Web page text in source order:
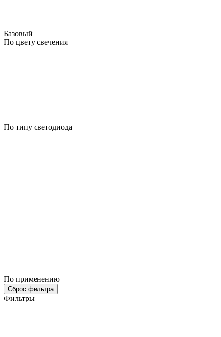
Базовый
По цвету свечения
По типу светодиода
По применению
Сброс фильтра
Фильтры